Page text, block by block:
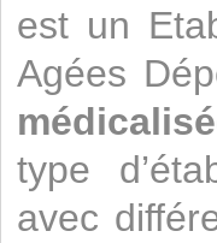
est un
Agées
type
avec